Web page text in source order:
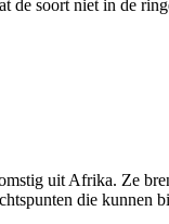
de soort niet in de
uit Afrika. Ze
die